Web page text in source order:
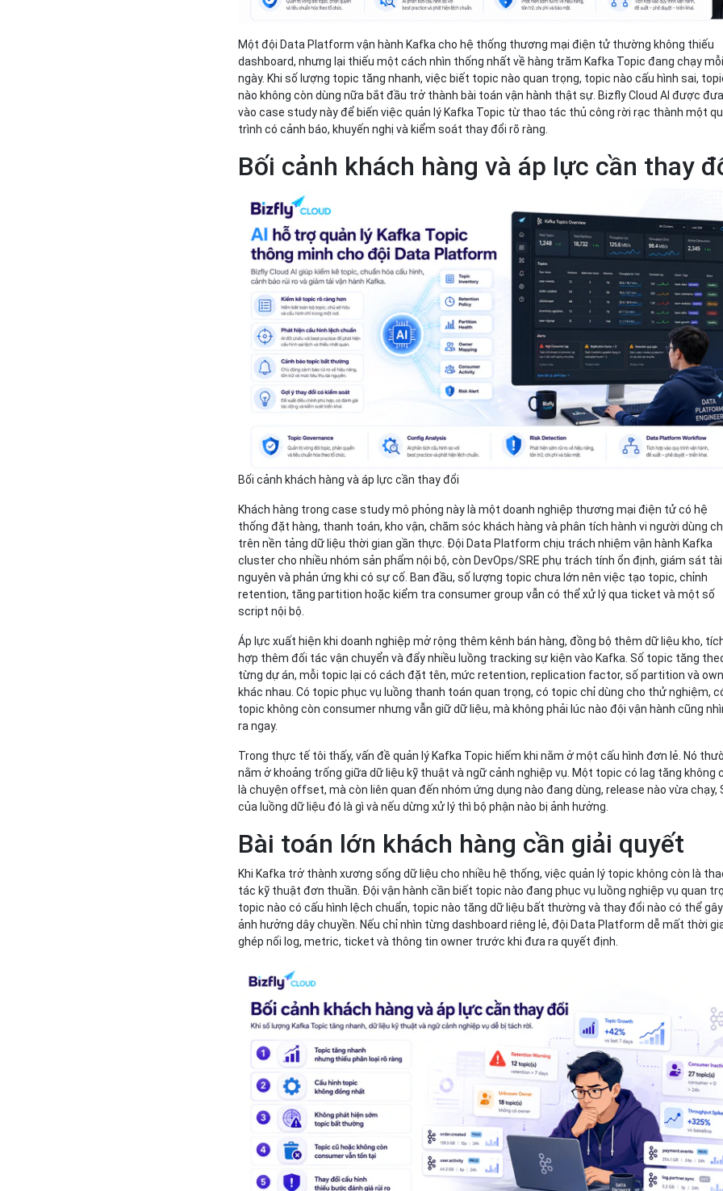
Một đội Data Platform vận hành Kafka cho hệ thống thương mại điện tử thường không thiếu
dashboard, nhưng lại thiếu một cách nhìn thống nhất về hàng trăm Kafka Topic đang chạy
ngày. Khi số lượng topic tăng nhanh, việc biết topic nào quan trọng, topic nào cấu hình sai,
nào không còn dùng nữa bắt đầu trở thành bài toán vận hành thật sự. Bizfly Cloud AI được
vào case study này để biến việc quản lý Kafka Topic từ thao tác thủ công rời rạc thành một
trình có cảnh báo, khuyến nghị và kiểm soát thay đổi rõ ràng.
Bối cảnh khách hàng và áp lực cần thay
Bối cảnh khách hàng và áp lực cần thay đổi
Khách hàng trong case study mô phỏng này là một doanh nghiệp thương mại điện tử có hệ
thống đặt hàng, thanh toán, kho vận, chăm sóc khách hàng và phân tích hành vi người dùng
trên nền tảng dữ liệu thời gian gần thực. Đội Data Platform chịu trách nhiệm vận hành Kafka
cluster cho nhiều nhóm sản phẩm nội bộ, còn DevOps/SRE phụ trách tính ổn định, giám sát tài
nguyên và phản ứng khi có sự cố. Ban đầu, số lượng topic chưa lớn nên việc tạo topic, chỉnh
retention, tăng partition hoặc kiểm tra consumer group vẫn có thể xử lý qua ticket và một số
script nội bộ.
Áp lực xuất hiện khi doanh nghiệp mở rộng thêm kênh bán hàng, đồng bộ thêm dữ liệu kho,
hợp thêm đối tác vận chuyển và đẩy nhiều luồng tracking sự kiện vào Kafka. Số topic tăng
từng dự án, mỗi topic lại có cách đặt tên, mức retention, replication factor, số partition và
khác nhau. Có topic phục vụ luồng thanh toán quan trọng, có topic chỉ dùng cho thử nghiệm,
topic không còn consumer nhưng vẫn giữ dữ liệu, mà không phải lúc nào đội vận hành cũng
ra ngay.
Trong thực tế tôi thấy, vấn đề quản lý Kafka Topic hiếm khi nằm ở một cấu hình đơn lẻ. Nó
nằm ở khoảng trống giữa dữ liệu kỹ thuật và ngữ cảnh nghiệp vụ. Một topic có lag tăng không
là chuyện offset, mà còn liên quan đến nhóm ứng dụng nào đang dùng, release nào vừa chạy,
của luồng dữ liệu đó là gì và nếu dừng xử lý thì bộ phận nào bị ảnh hưởng.
Bài toán lớn khách hàng cần giải quyết
Khi Kafka trở thành xương sống dữ liệu cho nhiều hệ thống, việc quản lý topic không còn là
tác kỹ thuật đơn thuần. Đội vận hành cần biết topic nào đang phục vụ luồng nghiệp vụ quan
topic nào có cấu hình lệch chuẩn, topic nào tăng dữ liệu bất thường và thay đổi nào có thể gây
ảnh hưởng dây chuyền. Nếu chỉ nhìn từng dashboard riêng lẻ, đội Data Platform dễ mất thời
ghép nối log, metric, ticket và thông tin owner trước khi đưa ra quyết định.